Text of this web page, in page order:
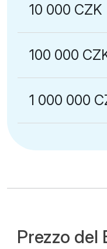
10 000 CZK
100 000
1 000 000
Prezzo del